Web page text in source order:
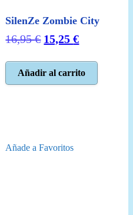
SilenZe Zombie City
16,95€ El
original
era:
15,25€El
actual
es:
Añadir al carrito
Añade a Favoritos